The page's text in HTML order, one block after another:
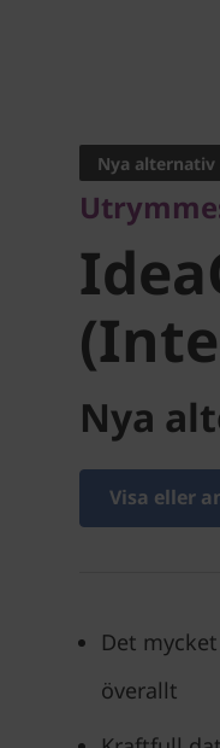
Nya
Nya
Visa eller
Det
överallt